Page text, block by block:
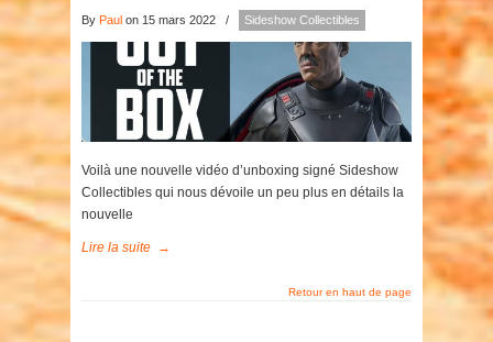
By Paul on 15 mars 2022 / Sideshow Collectibles
Voilà une nouvelle vidéo d’unboxing signé Sideshow
Collectibles qui nous dévoile un peu plus en détails la
nouvelle
Lire la suite →
Retour en haut de page